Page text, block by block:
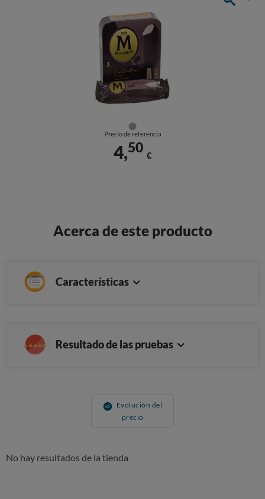
Precio de referencia
4,50
€
Acerca de este producto
Características
Resultado de las pruebas
Evolución del
precio
No hay resultados de la tienda